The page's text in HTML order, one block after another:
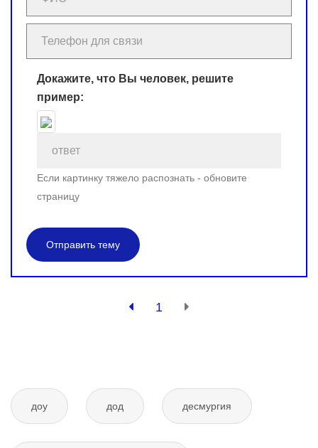
Докажите, что Вы человек, решите
пример:
Если картинку тяжело распознать - обновите
страницу
Отправить тему
1
доу дод десмургия